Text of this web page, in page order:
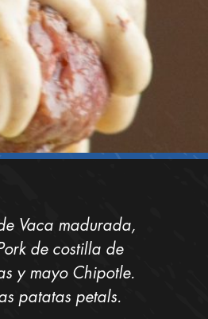
Vaca madurada,
de costilla de
y mayo Chipotle.
patatas petals.